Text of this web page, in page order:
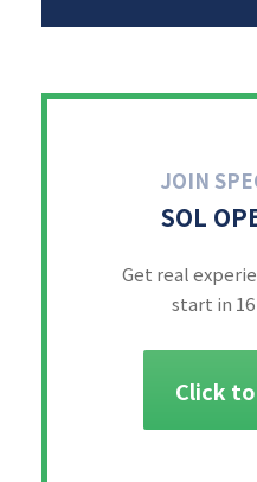
JOIN
SOL
Get real
start in 16
Click